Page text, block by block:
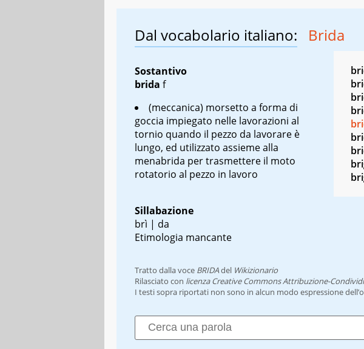
Dal vocabolario italiano: Brida
Sostantivo
brida f
(meccanica) morsetto a forma di
goccia impiegato nelle lavorazioni al
tornio quando il pezzo da lavorare è
lungo, ed utilizzato assieme alla
menabrida per trasmettere il moto
rotatorio al pezzo in lavoro
Sillabazione
brì | da
Etimologia mancante
Tratto dalla voce BRIDAdel Wikizionario
Rilasciato con licenza Creative Commons Attribuzione-
I testi sopra riportati non sono in alcun modo espressione